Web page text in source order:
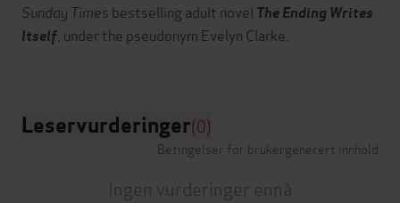
Sunday Times bestselling adult novel The Ending Writes
Itself , under the pseudonym Evelyn Clarke.
Leservurderinger(0)
Betingelser for brukergenerert innhold
Ingen vurderinger ennå